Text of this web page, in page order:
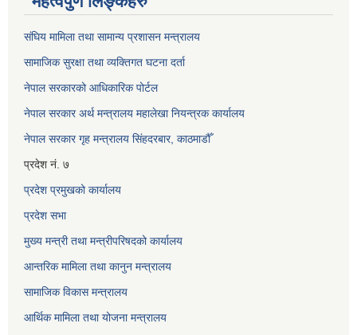
संघिय मामिला तथा सामान्य प्रशासन मन्त्रालय
सामाजिक सुरक्षा तथा व्यक्तिगत घटना दर्ता
नेपाल सरकारको आधिकारिक पोर्टल
नेपाल सरकार अर्थ मन्त्रालय महालेखा नियन्त्रक कार्यालय
नेपाल सरकार गृह मन्त्रालय सिंहदरबार, काठमाडौँ
प्रदेश नं. ७
प्रदेश प्रमुखको कार्यालय
प्रदेश सभा
मुख्य मन्त्री तथा मन्त्रीपरिषदको कार्यालय
आन्तरिक मामिला तथा कानुन मन्त्रालय
सामाजिक विकास मन्त्रालय
आर्थिक मामिला तथा योजना मन्त्रालय